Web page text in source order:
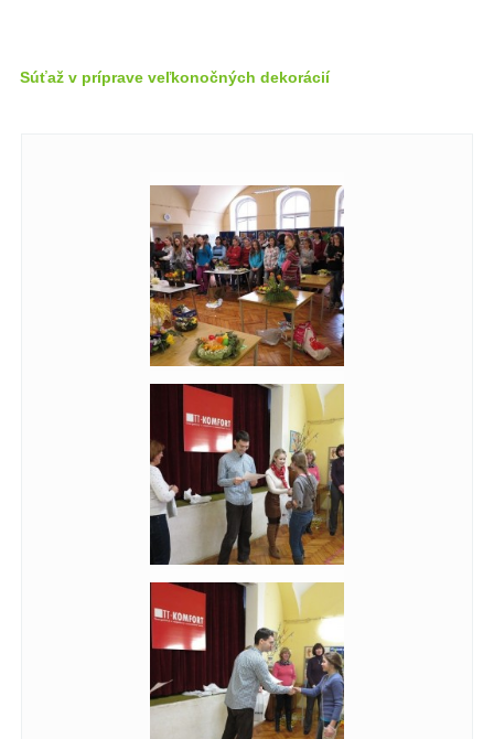
Súťaž v príprave veľkonočných dekorácií